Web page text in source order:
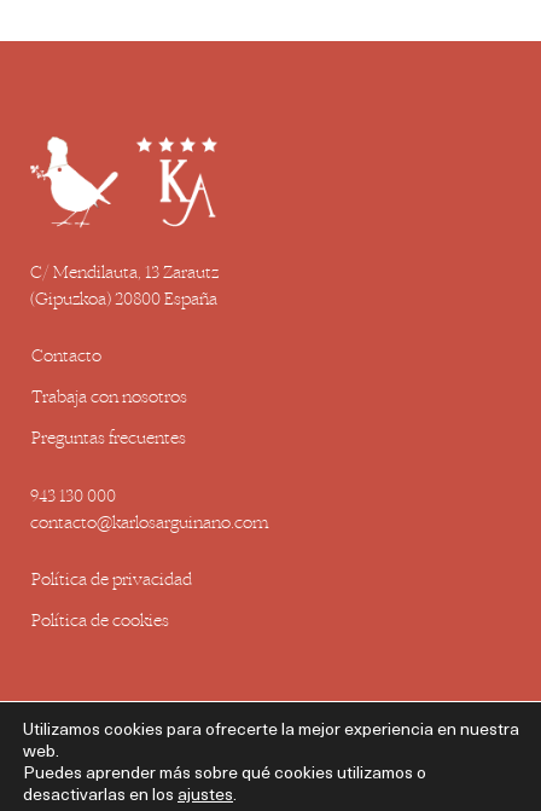
C/ Mendilauta, 13 Zarautz
(Gipuzkoa) 20800 España
Contacto
Trabaja con nosotros
Preguntas frecuentes
943 130 000
contacto@karlosarguinano.com
Política de privacidad
Política de cookies
© HotelKA – 2026
Utilizamos cookies para ofrecerte la mejor experiencia en nuestra
web.
Puedes aprender más sobre qué cookies utilizamos o
desactivarlas en los ajustes.